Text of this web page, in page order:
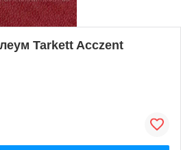
Tarkett Acczent